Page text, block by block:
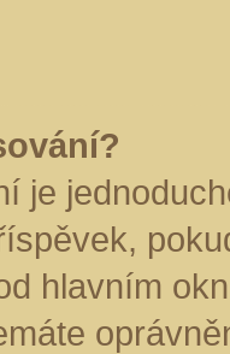
je
hlavním